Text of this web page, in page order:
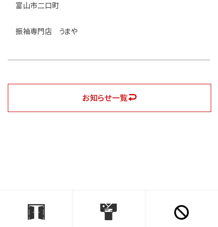
富山市二口町
振袖専門店 うまや
お知らせ一覧